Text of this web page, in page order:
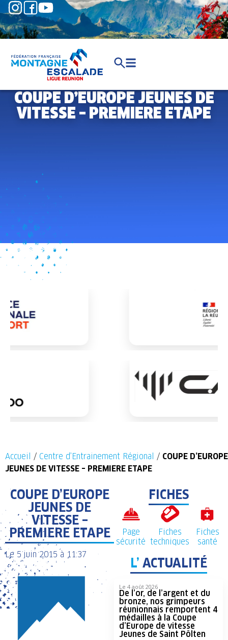
COUPE D’EUROPE JEUNES DE
VITESSE – PREMIERE ETAPE
Accueil / Centre d’Entrainement Régional / COUPE D’EUROPE
JEUNES DE VITESSE – PREMIERE ETAPE
COUPE D’EUROPE
JEUNES DE
VITESSE –
PREMIERE ETAPE
Le 5 juin 2015 à 11:37
FICHES
Page
sécurité
Fiches
techniques
Fiches
santé
L’ ACTUALITÉ
Le 4 août 2026
De l’or, de l’argent et du
bronze, nos grimpeurs
réunionnais remportent 4
médailles à la Coupe
d’Europe de vitesse
Jeunes de Saint Pölten